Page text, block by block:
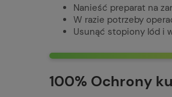
Nanieść preparat na
W razie potrzeby
Usunąć stopiony lód i
100% Ochrony